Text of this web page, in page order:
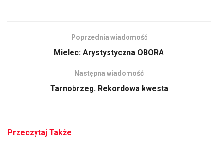
Poprzednia wiadomość
Mielec: Arystystyczna OBORA
Następna wiadomość
Tarnobrzeg. Rekordowa kwesta
Przeczytaj Także